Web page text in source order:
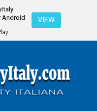
Android
VIEW